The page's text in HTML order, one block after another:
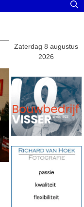
Zaterdag 8 augustus
2026